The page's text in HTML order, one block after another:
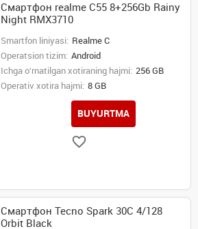
Смартфон realme C55 8+256Gb Rainy
Night RMX3710
Smartfon liniyasi: Realme C
Operatsion tizim: Android
Ichga o‘rnatilgan xotiraning hajmi: 256 GB
Operativ xotira hajmi: 8 GB
BUYURTMA
Смартфон Tecno Spark 30C 4/128
Orbit Black